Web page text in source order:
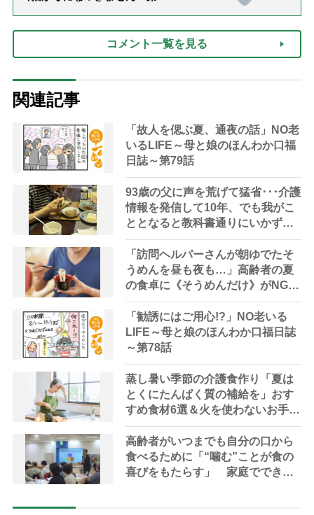
コメント一覧を見る
関連記事
「故人を偲ぶ夏、通夜の話」NO老
いるLIFE～母と娘のほんわか口福
日誌～第79話
93歳の父に声を荒げて猛省･･･介護
情報を発信して10年、でも我がこ
ととなると教科書通りにいかずに
ため息「感情と理性の狭間で右往
左往する現実」
「訪問ヘルパーさんが朝ゆでたそ
うめんを昼も夜も…」高齢者の夏
の食卓に《そうめんだけ》がNGな
理由とは？【管理栄養士が解説】
「勧誘にはご用心!?」NO老いる
LIFE～母と娘のほんわか口福日誌
～第78話
蒸し暑い季節の介護食作り「夏は
とくにたんぱく質の補給を」おす
すめ食材6選＆火を使わないお手軽
レシピ3選【管理栄養士提案】
高齢者がいつまでも自分の口から
食べるために「“噛む”ことが食の
喜びをもたらす」 家庭でできる